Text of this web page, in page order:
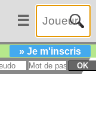
☰
» Je m'inscris
OK